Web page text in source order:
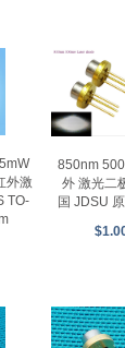
外激
TO-
850nm
外 激光二
国 JDSU